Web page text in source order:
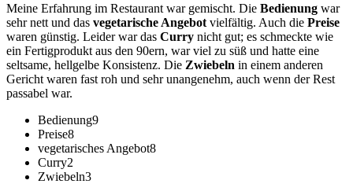
Meine Erfahrung im Restaurant war gemischt. Die Bedienung war
sehr nett und das vegetarische Angebot vielfältig. Auch die Preise
waren günstig. Leider war das Curry nicht gut; es schmeckte wie
ein Fertigprodukt aus den 90ern, war viel zu süß und hatte eine
seltsame, hellgelbe Konsistenz. Die Zwiebeln in einem anderen
Gericht waren fast roh und sehr unangenehm, auch wenn der Rest
passabel war.
Bedienung9
Preise8
vegetarisches Angebot8
Curry2
Zwiebeln3